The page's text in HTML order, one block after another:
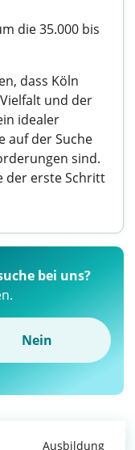
die 35.000 bis
dass Köln
und der
idealer
auf der Suche
sind.
der erste Schritt
bei uns?
Nein
Ausbildung